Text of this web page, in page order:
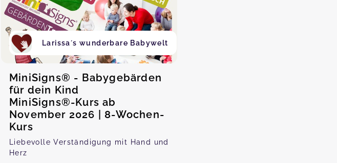
Larissa´s wunderbare Babywelt
MiniSigns® - Babygebärden
für dein Kind
MiniSigns®-Kurs ab
November 2026 | 8-Wochen-
Kurs
Liebevolle Verständigung mit Hand und
Herz